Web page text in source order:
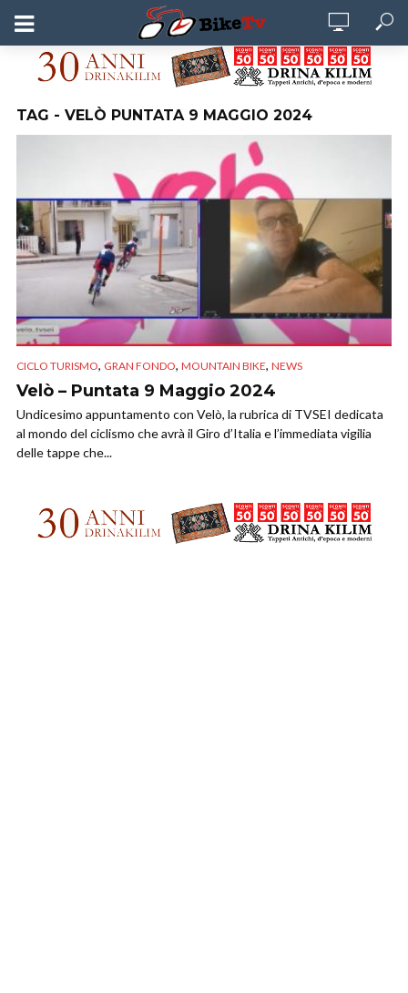
TAG - VELÒ PUNTATA 9 MAGGIO 2024
CICLO TURISMO, GRAN FONDO, MOUNTAIN BIKE, NEWS
Velò – Puntata 9 Maggio 2024
Undicesimo appuntamento con Velò, la rubrica di TVSEI dedicata
al mondo del ciclismo che avrà il Giro d’Italia e l’immediata vigilia
delle tappe che...